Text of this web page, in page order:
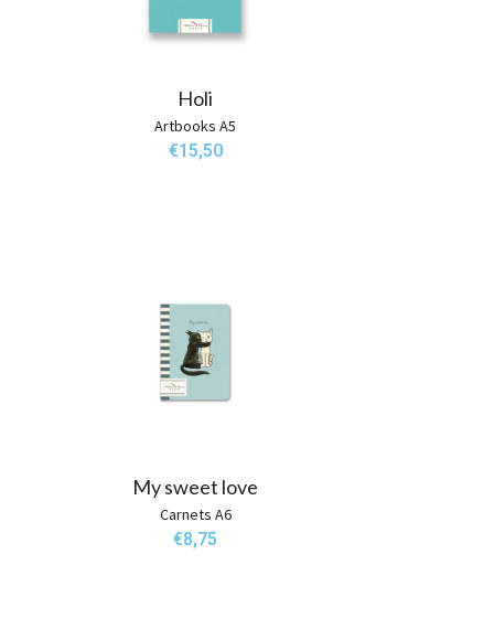
Holi
Artbooks A5
€15,50
My sweet love
Carnets A6
€8,75